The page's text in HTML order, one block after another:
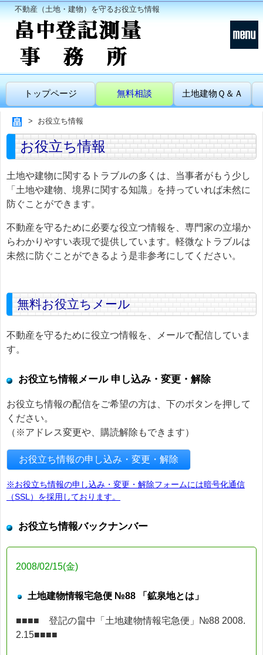
不動産（土地・建物）を守るお役立ち情報
トップページ 無料相談 土地建物Ｑ＆Ａ
お役立ち情報
お役立ち情報
土地や建物に関するトラブルの多くは、当事者がもう少し
「土地や建物、境界に関する知識」を持っていれば未然に
防ぐことができます。
不動産を守るために必要な役立つ情報を、専門家の立場か
らわかりやすい表現で提供しています。軽微なトラブルは
未然に防ぐことができるよう是非参考にしてください。
無料お役立ちメール
不動産を守るために役立つ情報を、メールで配信していま
す。
お役立ち情報メール 申し込み・変更・解除
お役立ち情報の配信をご希望の方は、下のボタンを押して
ください。
（※アドレス変更や、購読解除もできます）
お役立ち情報の申し込み・変更・解除
※お役立ち情報の申し込み・変更・解除フォームには暗号化通信
（SSL）を採用しております。
お役立ち情報バックナンバー
2008/02/15(金)
土地建物情報宅急便 №88 「鉱泉地とは」
■■■■ 登記の畠中「土地建物情報宅急便」№88 2008.
2.15■■■■